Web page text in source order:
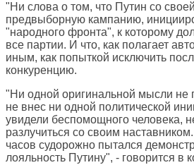
"Ни слова о том, что Путин со
предвыборную кампанию,
"народного фронта", к которому
все партии. И что, как полагает
иным, как попыткой исключить
конкуренцию.
"Ни одной оригинальной мысли не
не внес ни одной политической
увидели беспомощного человека,
разлучиться со своим
часов судорожно пытался
лояльность Путину", - говорится в